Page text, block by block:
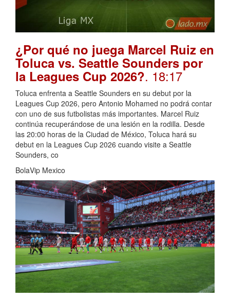
¿Por qué no juega Marcel Ruiz en
Toluca vs. Seattle Sounders por
la Leagues Cup 2026?. 18:17
Toluca enfrenta a Seattle Sounders en su debut por la
Leagues Cup 2026, pero Antonio Mohamed no podrá contar
con uno de sus futbolistas más importantes. Marcel Ruiz
continúa recuperándose de una lesión en la rodilla. Desde
las 20:00 horas de la Ciudad de México, Toluca hará su
debut en la Leagues Cup 2026 cuando visite a Seattle
Sounders, co
BolaVip Mexico